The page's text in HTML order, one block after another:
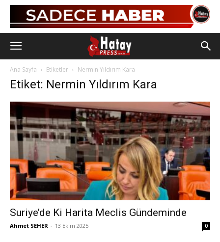
Ana Sayfa Etiketler Nermin Yıldırım Kara
Etiket: Nermin Yıldırım Kara
Suriye’de Ki Harita Meclis Gündeminde
Ahmet SEHER - 13 Ekim 2025 0